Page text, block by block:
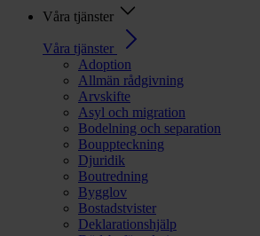
Våra tjänster
Våra tjänster
Adoption
Allmän rådgivning
Arvskifte
Asyl och migration
Bodelning och separation
Bouppteckning
Djuridik
Boutredning
Bygglov
Bostadstvister
Deklarationshjälp